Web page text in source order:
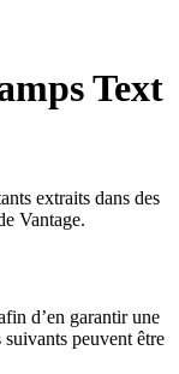
Text
extraits dans des
Vantage.
d’en garantir une
peuvent être